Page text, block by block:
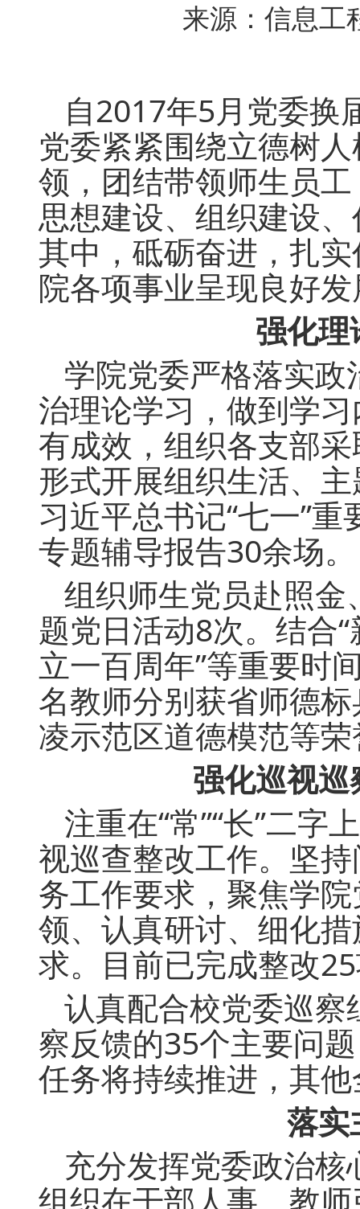
来源：信息工
自2017年5月党委换
党委紧紧围绕立德树
领，团结带领师生员
思想建设、组织建设
其中，砥砺奋进，扎
院各项事业呈现良好
强化
学院党委严格落实
治理论学习，做到学
有成效，组织各支部
形式开展组织生活、
习近平总书记“七一”
专题辅导报告30余场。
组织师生党员赴照
题党日活动8次。结合
立一百周年”等重要时
名教师分别获省师德
凌示范区道德模范等
强化巡视
注重在“常”“长”二
视巡查整改工作。坚
务工作要求，聚焦学
领、认真研讨、细化
求。目前已完成整改
认真配合校党委巡
察反馈的35个主要问
任务将持续推进，其
落实
充分发挥党委政治
组织在干部人事、教